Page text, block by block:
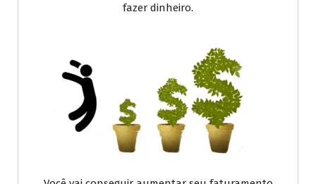
fazer dinheiro.